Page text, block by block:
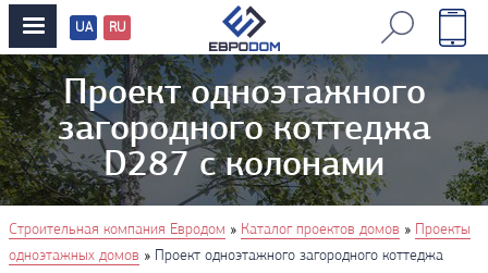
Проект одноэтажного
загородного коттеджа
D287 с колонами
Строительная компания Евродом » Каталог проектов домов » Проекты
одноэтажных домов » Проект одноэтажного загородного коттеджа
Перевод
сайтов
UA RU